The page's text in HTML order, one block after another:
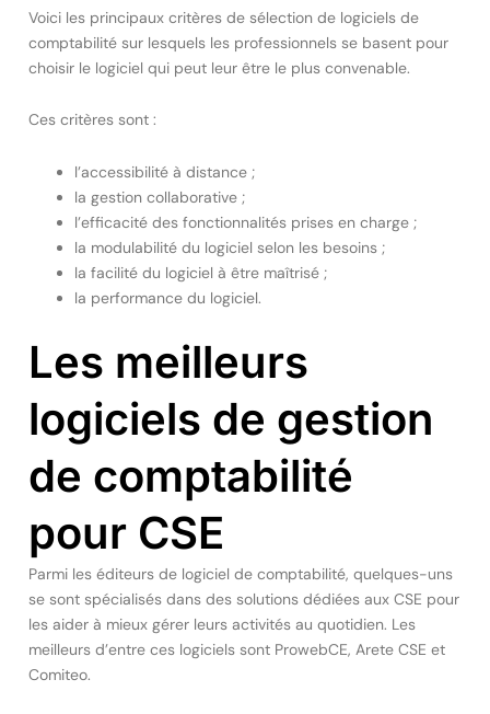
Voici les principaux critères de sélection de logiciels de
comptabilité sur lesquels les professionnels se basent pour
choisir le logiciel qui peut leur être le plus convenable.
Ces critères sont :
l’accessibilité à distance ;
la gestion collaborative ;
l’efficacité des fonctionnalités prises en charge ;
la modulabilité du logiciel selon les besoins ;
la facilité du logiciel à être maîtrisé ;
la performance du logiciel.
Les meilleurs
logiciels de gestion
de comptabilité
pour CSE
Parmi les éditeurs de logiciel de comptabilité, quelques-uns
se sont spécialisés dans des solutions dédiées aux CSE pour
les aider à mieux gérer leurs activités au quotidien. Les
meilleurs d’entre ces logiciels sont ProwebCE, Arete CSE et
Comiteo.